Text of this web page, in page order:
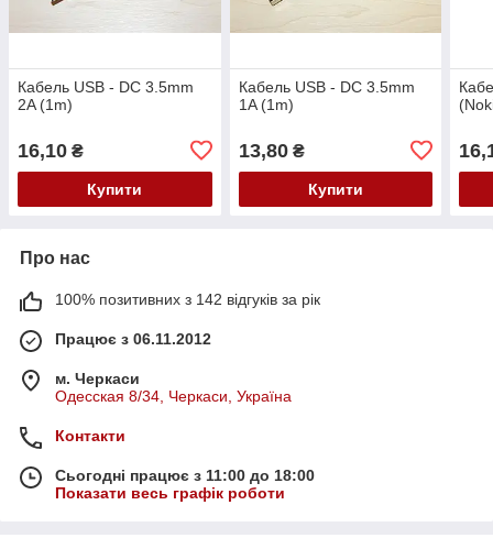
Кабель USB - DC 3.5mm
2A (1m)
16,10 ₴
Купити
Кабель USB - DC 3.5mm
1A (1m)
13,80₴
Купити
Про нас
100% позитивних з 142 відгуків за рік
Працює з 06.11.2012
м. Черкаси
Одесская 8/34, Черкаси, Україна
Контакти
Сьогодні працює з 11:00 до 18:00
Показати весь графік роботи